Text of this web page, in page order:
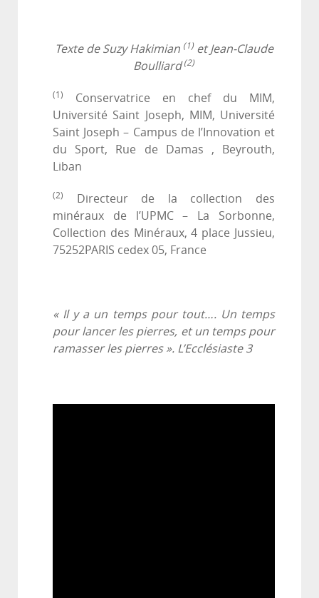
Texte de Suzy Hakimian (1)et Jean-Claude
Boulliard(2)
(1)
Conservatrice en chef du MIM,
Université Saint Joseph, MIM, Université
Saint Joseph – Campus de l’Innovation et
du Sport, Rue de Damas , Beyrouth,
Liban
(2)
Directeur de la collection des
minéraux de l’UPMC – La Sorbonne,
Collection des Minéraux, 4 place Jussieu,
75252PARIS cedex 05, France
« Il y a un temps pour tout…. Un temps
pour lancer les pierres, et un temps pour
ramasser les pierres ». L’Ecclésiaste 3